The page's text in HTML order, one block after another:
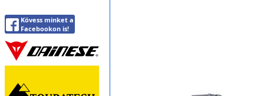
Kövess minket a
Facebookon is!